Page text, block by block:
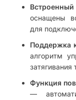
оснащены
для
Поддержка
алгоритм
затягивания
Функция
—